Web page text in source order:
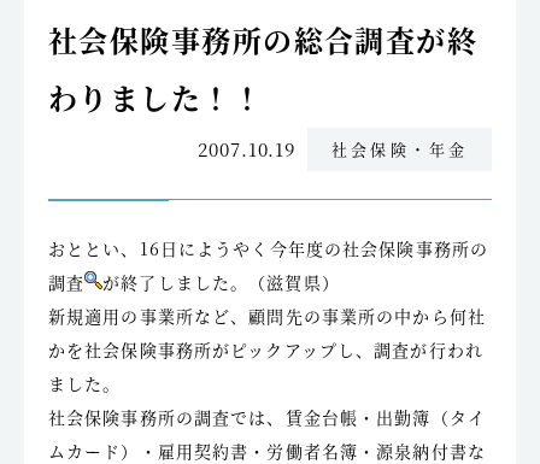
社会保険事務所の総合調査が終
わりました！！
2007.10.19 社会保険・年金
おととい、16日にようやく今年度の社会保険事務所の
調査
が終了しました。（滋賀県）
新規適用の事業所など、顧問先の事業所の中から何社
かを社会保険事務所がピックアップし、調査が行われ
ました。
社会保険事務所の調査では、賃金台帳・出勤簿（タイ
ムカード）・雇用契約書・労働者名簿・源泉納付書な